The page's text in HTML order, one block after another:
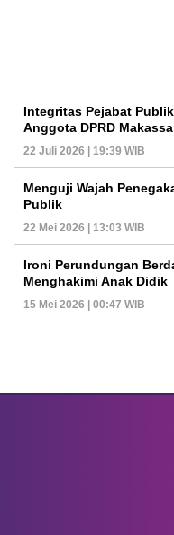
Integritas Pejabat
Anggota DPRD
22 Juli 2026 | 19:39 WIB
Menguji Wajah
Publik
22 Mei 2026 | 13:03 WIB
Ironi Perundungan
Menghakimi Anak Didik
15 Mei 2026 | 00:47 WIB